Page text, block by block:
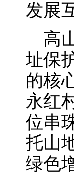
发展
高
址保
的核
永红
位串
托山
绿色